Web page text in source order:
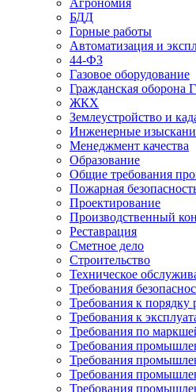
Агрономия
БДД
Горные работы
Автоматизация и
44-ФЗ
Газовое оборудование
Гражданская оборона
ЖКХ
Землеустройство и
Инженерные
Менеджмент качества
Образование
Общие требования
Пожарная
Проектирование
Производственный
Реставрация
Сметное дело
Строительство
Техническое
Требования
Требования к порядку
Требования к
Требования по
Требования
Требования
Требования
Требования